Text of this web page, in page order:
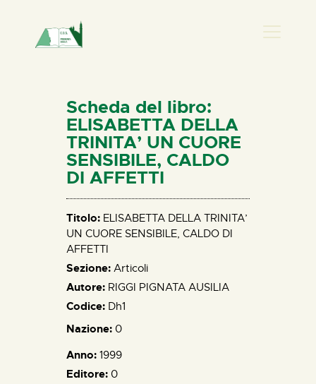
HOME
CHI SIAMO
NEWS
PERCORSI
BIBLIOTECA
ELISA SALERNO
CONTATTI
Scheda del libro:
ELISABETTA DELLA
TRINITA’ UN CUORE
SENSIBILE, CALDO
DI AFFETTI
Titolo: ELISABETTA DELLA TRINITA’
UN CUORE SENSIBILE, CALDO DI
AFFETTI
Sezione: Articoli
Autore: RIGGI PIGNATA AUSILIA
Codice: Dh1
Nazione: 0
Anno: 1999
Editore: 0